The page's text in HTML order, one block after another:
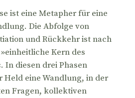
ist eine Metapher für eine
Die Abfolge von
und Rückkehr ist nach
Kern des
In diesen drei Phasen
Held eine Wandlung, in der
Fragen, kollektiven